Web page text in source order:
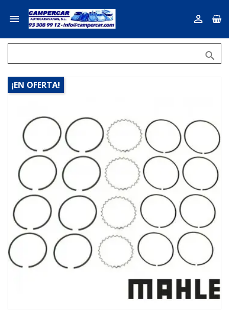
 

¡EN OFERTA!